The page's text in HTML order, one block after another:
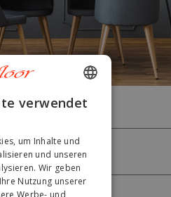
ENGLISH
DUTCH
GERMAN
ITALIAN
verwendet
um Inhalte und
und unseren
Wir geben
Nutzung unserer
Werbe- und